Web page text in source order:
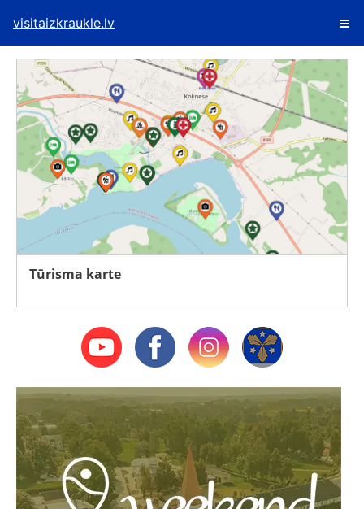
visitaizkraukle.lv
Tūrisma karte